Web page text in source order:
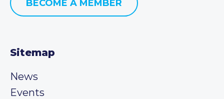
BECOME A MEMBER
Sitemap
News
Events